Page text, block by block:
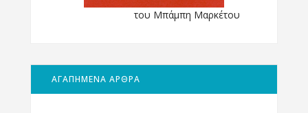
του Μπάμπη Μαρκέτου
ΑΓΑΠΗΜΕΝΑ ΑΡΘΡΑ